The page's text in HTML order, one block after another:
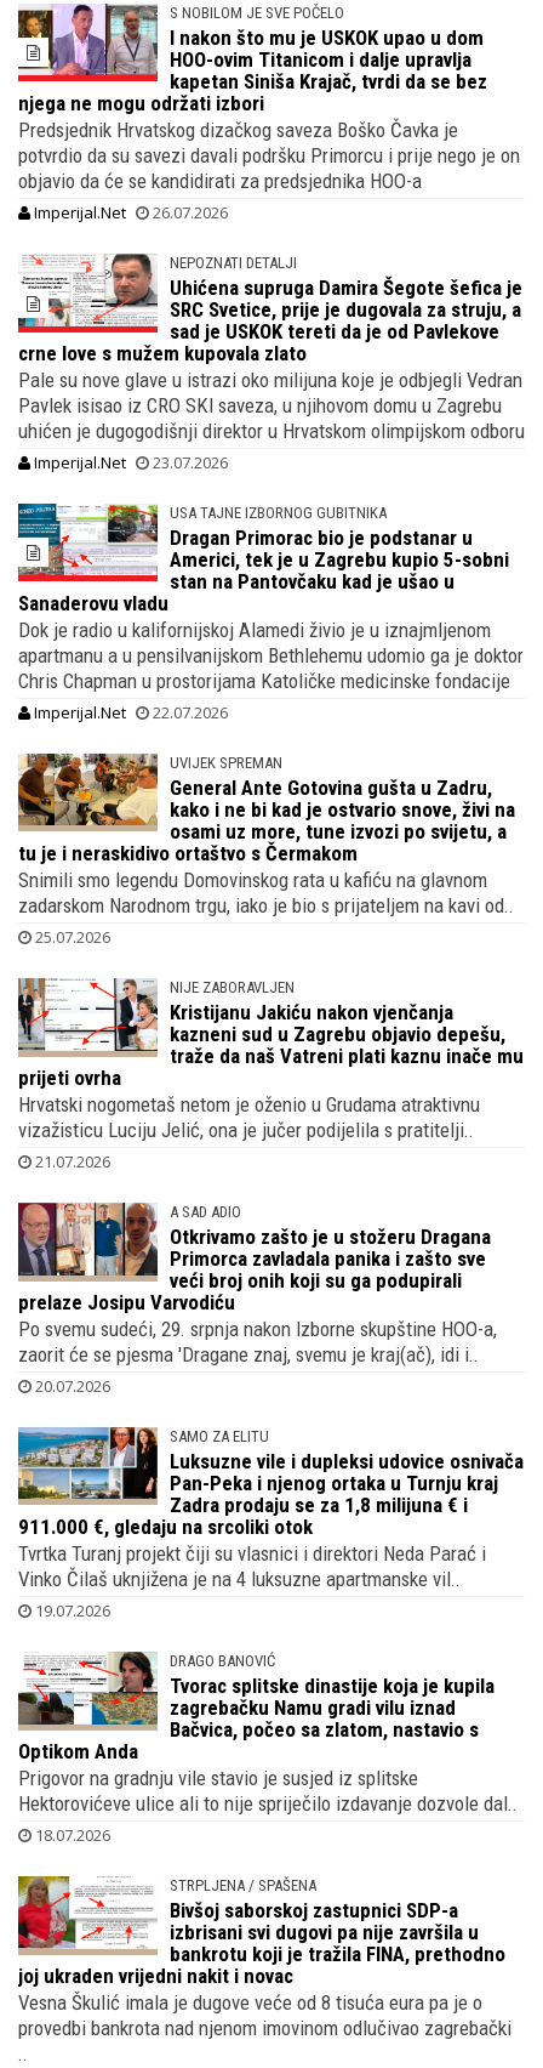
S NOBILOM JE SVE POČELO
I nakon što mu je USKOK upao u dom
HOO-ovim Titanicom i dalje upravlja
kapetan Siniša Krajač, tvrdi da se bez
njega ne mogu održati izbori
Predsjednik Hrvatskog dizačkog saveza Boško Čavka je
potvrdio da su savezi davali podršku Primorcu i prije nego je on
objavio da će se kandidirati za predsjednika HOO-a
Imperijal.Net 26.07.2026
NEPOZNATI DETALJI
Uhićena supruga Damira Šegote šefica je
SRC Svetice, prije je dugovala za struju, a
sad je USKOK tereti da je od Pavlekove
crne love s mužem kupovala zlato
Pale su nove glave u istrazi oko milijuna koje je odbjegli Vedran
Pavlek isisao iz CRO SKI saveza, u njihovom domu u Zagrebu
uhićen je dugogodišnji direktor u Hrvatskom olimpijskom odboru
Imperijal.Net 23.07.2026
USA TAJNE IZBORNOG GUBITNIKA
Dragan Primorac bio je podstanar u
Americi, tek je u Zagrebu kupio 5-sobni
stan na Pantovčaku kad je ušao u
Sanaderovu vladu
Dok je radio u kalifornijskoj Alamedi živio je u iznajmljenom
apartmanu a u pensilvanijskom Bethlehemu udomio ga je doktor
Chris Chapman u prostorijama Katoličke medicinske fondacije
Imperijal.Net 22.07.2026
UVIJEK SPREMAN
General Ante Gotovina gušta u Zadru,
kako i ne bi kad je ostvario snove, živi na
osami uz more, tune izvozi po svijetu, a
tu je i neraskidivo ortaštvo s Čermakom
Snimili smo legendu Domovinskog rata u kafiću na glavnom
zadarskom Narodnom trgu, iako je bio s prijateljem na kavi od..
25.07.2026
NIJE ZABORAVLJEN
Kristijanu Jakiću nakon vjenčanja
kazneni sud u Zagrebu objavio depešu,
traže da naš Vatreni plati kaznu inače mu
prijeti ovrha
Hrvatski nogometaš netom je oženio u Grudama atraktivnu
vizažisticu Luciju Jelić, ona je jučer podijelila s pratitelji..
21.07.2026
A SAD ADIO
Otkrivamo zašto je u stožeru Dragana
Primorca zavladala panika i zašto sve
veći broj onih koji su ga podupirali
prelaze Josipu Varvodiću
Po svemu sudeći, 29. srpnja nakon Izborne skupštine HOO-a,
zaorit će se pjesma 'Dragane znaj, svemu je kraj(ač), idi i..
20.07.2026
SAMO ZA ELITU
Luksuzne vile i dupleksi udovice osnivača
Pan-Peka i njenog ortaka u Turnju kraj
Zadra prodaju se za 1,8 milijuna € i
911.000 €, gledaju na srcoliki otok
Tvrtka Turanj projekt čiji su vlasnici i direktori Neda Parać i
Vinko Čilaš uknjižena je na 4 luksuzne apartmanske vil..
19.07.2026
DRAGO BANOVIĆ
Tvorac splitske dinastije koja je kupila
zagrebačku Namu gradi vilu iznad
Bačvica, počeo sa zlatom, nastavio s
Optikom Anda
Prigovor na gradnju vile stavio je susjed iz splitske
Hektorovićeve ulice ali to nije spriječilo izdavanje dozvole dal..
18.07.2026
STRPLJENA / SPAŠENA
Bivšoj saborskoj zastupnici SDP-a
izbrisani svi dugovi pa nije završila u
bankrotu koji je tražila FINA, prethodno
joj ukraden vrijedni nakit i novac
Vesna Škulić imala je dugove veće od 8 tisuća eura pa je o
provedbi bankrota nad njenom imovinom odlučivao zagrebački
..